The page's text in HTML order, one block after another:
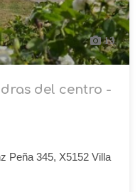
13
del centro -
Peña 345, X5152 Villa